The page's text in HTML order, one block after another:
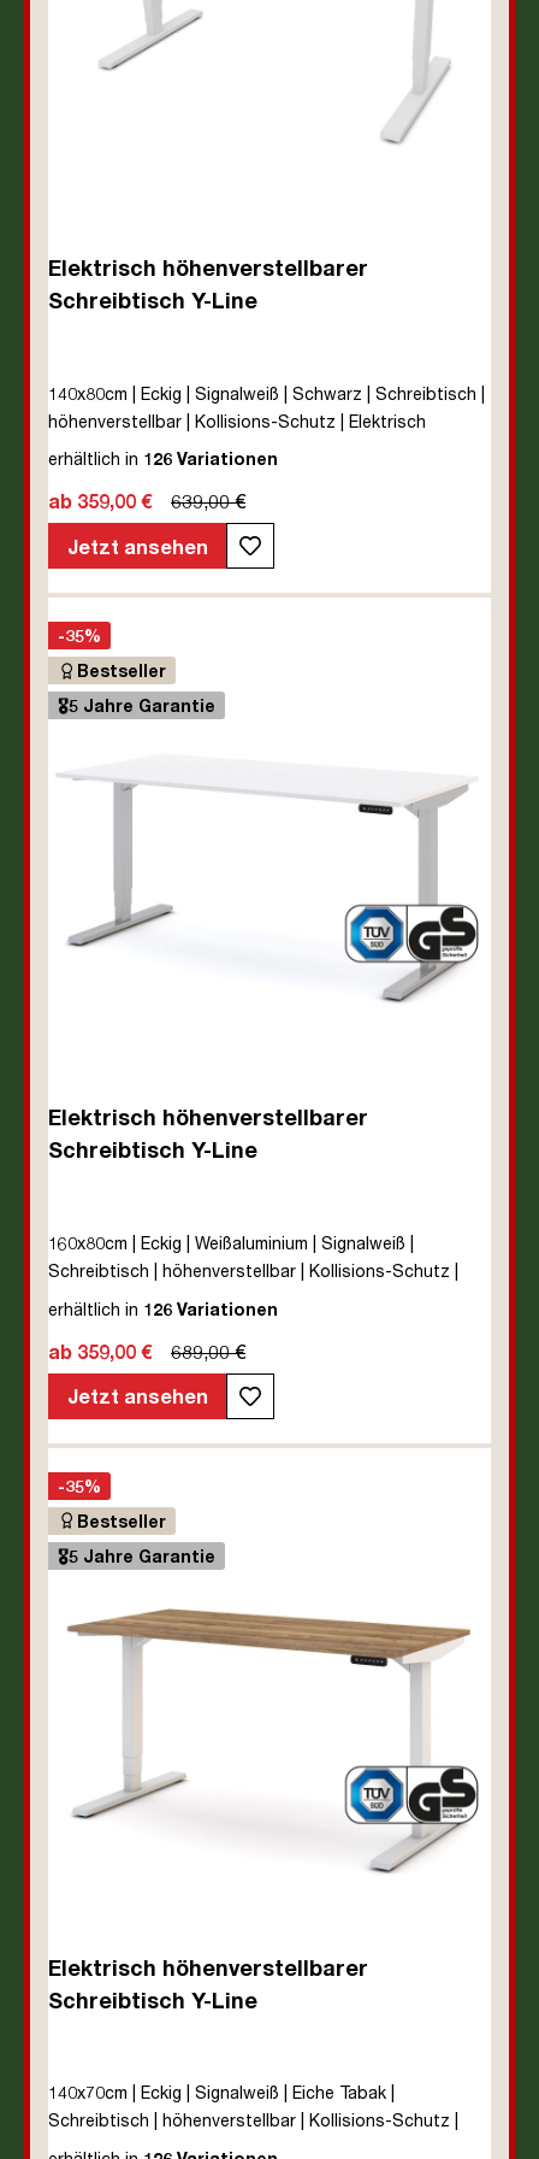
Elektrisch höhenverstellbarer
Schreibtisch Y-Line
140x80cm | Eckig | Signalweiß | Schwarz | Schreibtisch |
höhenverstellbar | Kollisions-Schutz | Elektrisch
höhenverstellbar | Kindersicherung | Metall | Holz |
Herstellergarantie | unmontiert | TÜV© mobiles Arbeiten
| bis zu 80 kg | Y-Line | Steckertyp C
erhältlich in 126 Variationen
ab 359,00 €
639,00 €
Jetzt ansehen
-35%
Bestseller
🎖️5 Jahre Garantie
Elektrisch höhenverstellbarer
Schreibtisch Y-Line
160x80cm | Eckig | Weißaluminium | Signalweiß |
Schreibtisch | höhenverstellbar | Kollisions-Schutz |
Elektrisch höhenverstellbar | Kindersicherung | Metall |
Herstellergarantie | unmontiert | TÜV© mobiles Arbeiten
| bis zu 80 kg | Y-Line | Steckertyp C
erhältlich in 126 Variationen
ab 359,00 €
689,00 €
Jetzt ansehen
-35%
Bestseller
🎖️5 Jahre Garantie
Elektrisch höhenverstellbarer
Schreibtisch Y-Line
140x70cm | Eckig | Signalweiß | Eiche Tabak |
Schreibtisch | höhenverstellbar | Kollisions-Schutz |
Elektrisch höhenverstellbar | Kindersicherung | Metall |